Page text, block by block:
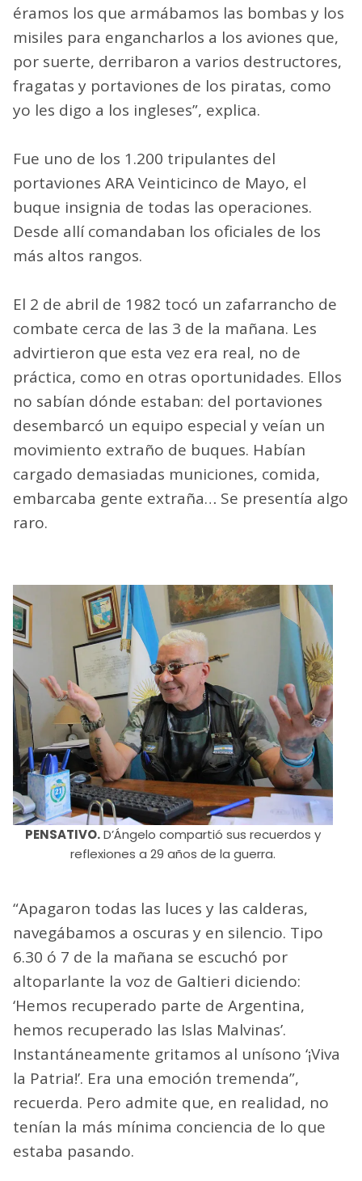
éramos los que armábamos las bombas y los
misiles para engancharlos a los aviones que,
por suerte, derribaron a varios destructores,
fragatas y portaviones de los piratas, como
yo les digo a los ingleses”, explica.
Fue uno de los 1.200 tripulantes del
portaviones ARA Veinticinco de Mayo, el
buque insignia de todas las operaciones.
Desde allí comandaban los oficiales de los
más altos rangos.
El 2 de abril de 1982 tocó un zafarrancho de
combate cerca de las 3 de la mañana. Les
advirtieron que esta vez era real, no de
práctica, como en otras oportunidades. Ellos
no sabían dónde estaban: del portaviones
desembarcó un equipo especial y veían un
movimiento extraño de buques. Habían
cargado demasiadas municiones, comida,
embarcaba gente extraña… Se presentía algo
raro.
PENSATIVO.D’Ángelo compartió sus recuerdos y
reflexiones a 29 años de la guerra.
“Apagaron todas las luces y las calderas,
navegábamos a oscuras y en silencio. Tipo
6.30 ó 7 de la mañana se escuchó por
altoparlante la voz de Galtieri diciendo:
‘Hemos recuperado parte de Argentina,
hemos recuperado las Islas Malvinas’.
Instantáneamente gritamos al unísono ‘¡Viva
la Patria!’. Era una emoción tremenda”,
recuerda. Pero admite que, en realidad, no
tenían la más mínima conciencia de lo que
estaba pasando.